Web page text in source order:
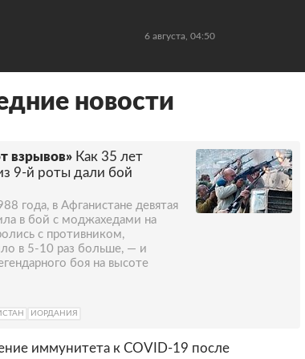
6 августа, 04:50
новости
взрывов» Как 35 лет
9-й роты дали бой
года, в Афганистане девятая
в бой с моджахедами на
с противником,
в 5-10 раз больше, — и
боя на высоте
ИОРДАНИЯ
иммунитета к COVID-19 после